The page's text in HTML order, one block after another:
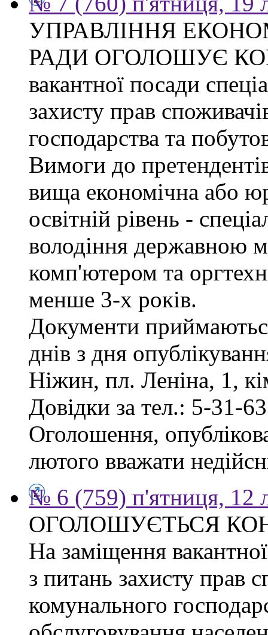
УПРАВЛІННЯ
РАДИ ОГОЛОШУЄ
вакантної посади
захисту прав
господарства та
Вимоги до
вища економічна або
освітній рівень -
володіння державною
комп'ютером та
менше 3-х років.
Документи
днів з дня
Ніжин, пл. Леніна, 1,
Довідки за тел.: 5-31-
Оголошення,
лютого вважати
№ 6 (759) п'ятниця, 12
ОГОЛОШУЄТЬСЯ
На заміщення вакантної
з питань захисту прав
комунального